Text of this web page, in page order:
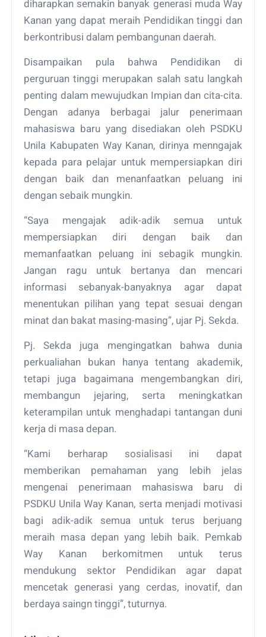
diharapkan semakin banyak generasi muda Way
Kanan yang dapat meraih Pendidikan tinggi dan
berkontribusi dalam pembangunan daerah.
Disampaikan pula bahwa Pendidikan di
perguruan tinggi merupakan salah satu langkah
penting dalam mewujudkan Impian dan cita-cita.
Dengan adanya berbagai jalur penerimaan
mahasiswa baru yang disediakan oleh PSDKU
Unila Kabupaten Way Kanan, dirinya menngajak
kepada para pelajar untuk mempersiapkan diri
dengan baik dan menanfaatkan peluang ini
dengan sebaik mungkin.
“Saya mengajak adik-adik semua untuk
mempersiapkan diri dengan baik dan
memanfaatkan peluang ini sebagik mungkin.
Jangan ragu untuk bertanya dan mencari
informasi sebanyak-banyaknya agar dapat
menentukan pilihan yang tepat sesuai dengan
minat dan bakat masing-masing”, ujar Pj. Sekda.
Pj. Sekda juga mengingatkan bahwa dunia
perkualiahan bukan hanya tentang akademik,
tetapi juga bagaimana mengembangkan diri,
membangun jejaring, serta meningkatkan
keterampilan untuk menghadapi tantangan duni
kerja di masa depan.
“Kami berharap sosialisasi ini dapat
memberikan pemahaman yang lebih jelas
mengenai penerimaan mahasiswa baru di
PSDKU Unila Way Kanan, serta menjadi motivasi
bagi adik-adik semua untuk terus berjuang
meraih masa depan yang lebih baik. Pemkab
Way Kanan berkomitmen untuk terus
mendukung sektor Pendidikan agar dapat
mencetak generasi yang cerdas, inovatif, dan
berdaya saingn tinggi”, tuturnya.